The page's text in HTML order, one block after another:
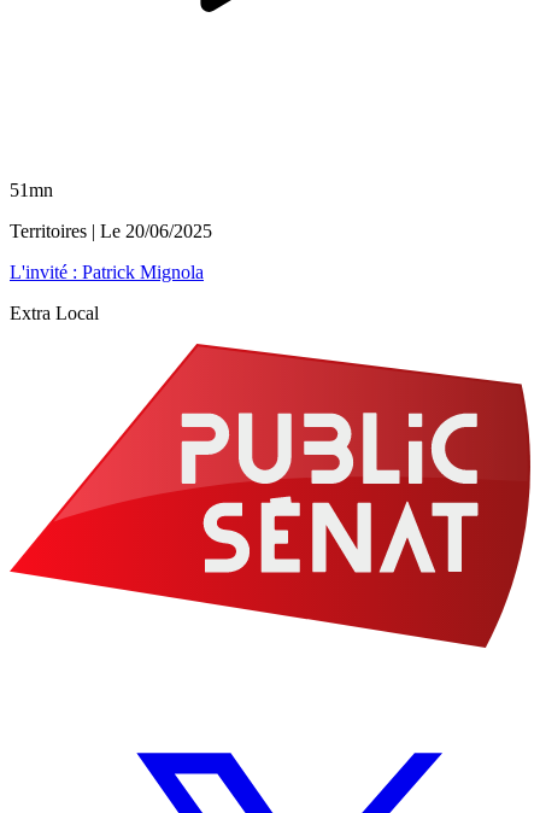
51mn
Territoires | Le 20/06/2025
L'invité : Patrick Mignola
Extra Local